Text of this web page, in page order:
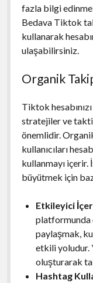
fazla bilgi
Bedava Tiktok
kullanarak
ulaşabilirsiniz.
Organik
Tiktok
stratejiler ve
önemlidir.
kullanıcıları
kullanmayı içerir.
büyütmek için
Etkileyici
platformunda
paylaşmak,
etkili yoludur.
oluşturarak
Hashtag